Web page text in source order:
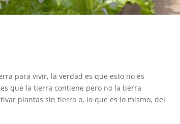
para vivir, la verdad es que esto no es
que la tierra contiene pero no la tierra
plantas sin tierra o, lo que es lo mismo, del